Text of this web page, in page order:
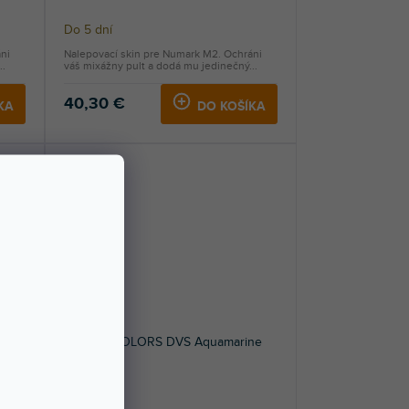
Do 5 dní
40,30 € DO KOŠÍKA
Nalepovací skin pre Numark M2. Ochráni
váš mixážny pult a dodá mu jedinečný...
Skin M2 COLORS DVS Aquamarine